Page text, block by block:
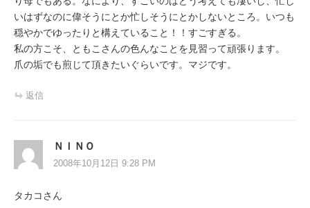
いはずなのに偉そうにとか忙しそうにとかしないところ。いつも
穏やかでゆったりと構えていること！！すごすぎる。
私の方こそ、ともこさんの色んなことを見習って頑張ります。
爪の垢でも煎じて頂きたいぐらいです。マジです。
返信
ＮＩＮＯ
2008年10月12日 9:28 PM
タカコさん